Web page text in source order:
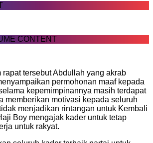
CONTENT
rapat tersebut Abdullah yang akrab
permohonan maaf kepada
kepemimpinannya masih terdapat
memberikan motivasi kepada seluruh
menjadikan rintangan untuk Kembali
Boy mengajak kader untuk tetap
untuk rakyat.